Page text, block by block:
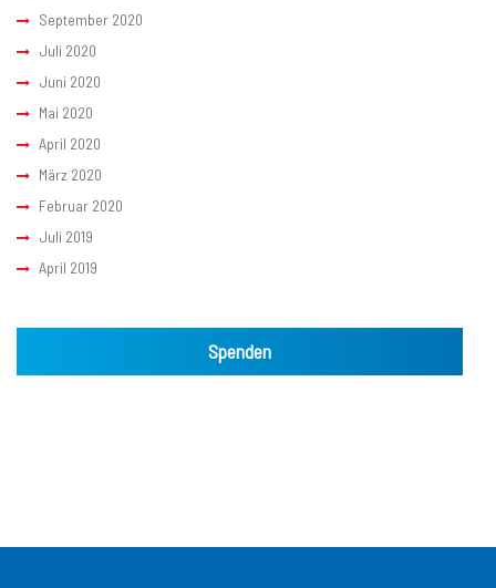
September 2020
Juli 2020
Juni 2020
Mai 2020
April 2020
März 2020
Februar 2020
Juli 2019
April 2019
Spenden